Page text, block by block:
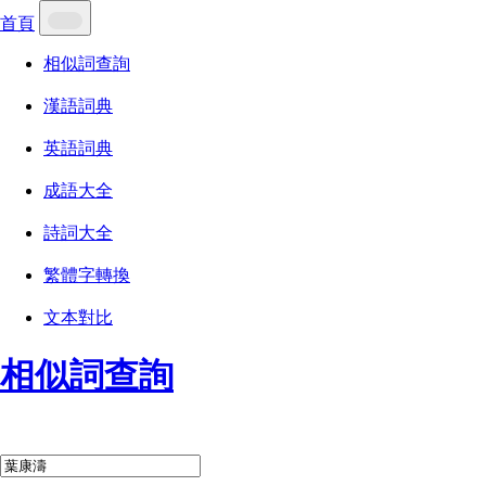
首頁
相似詞查詢
漢語詞典
英語詞典
成語大全
詩詞大全
繁體字轉換
文本對比
相似詞查詢